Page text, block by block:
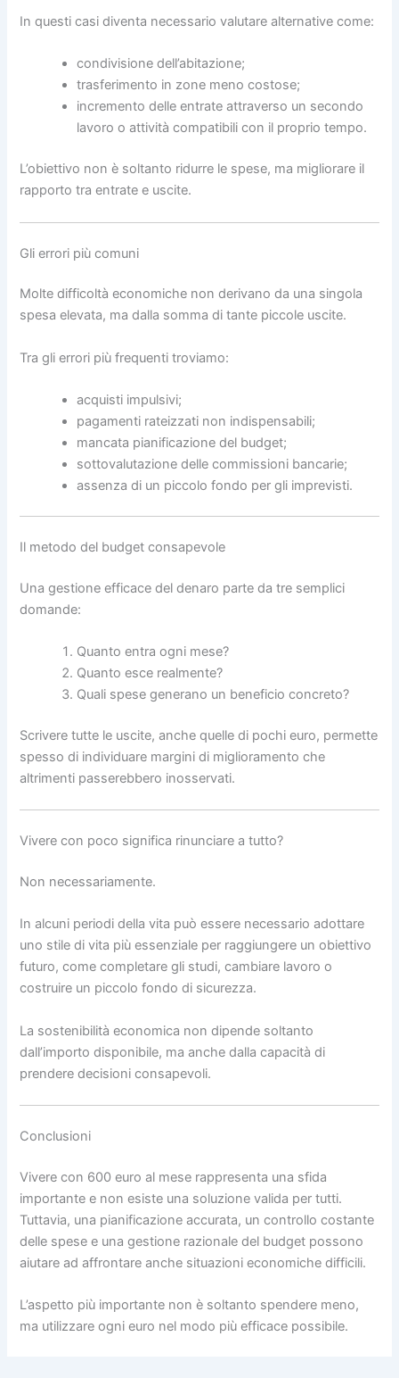
In questi casi diventa necessario valutare alternative come:
condivisione dell’abitazione;
trasferimento in zone meno costose;
incremento delle entrate attraverso un secondo
lavoro o attività compatibili con il proprio tempo.
L’obiettivo non è soltanto ridurre le spese, ma migliorare il
rapporto tra entrate e uscite.
Gli errori più comuni
Molte difficoltà economiche non derivano da una singola
spesa elevata, ma dalla somma di tante piccole uscite.
Tra gli errori più frequenti troviamo:
acquisti impulsivi;
pagamenti rateizzati non indispensabili;
mancata pianificazione del budget;
sottovalutazione delle commissioni bancarie;
assenza di un piccolo fondo per gli imprevisti.
Il metodo del budget consapevole
Una gestione efficace del denaro parte da tre semplici
domande:
Quanto entra ogni mese?
Quanto esce realmente?
Quali spese generano un beneficio concreto?
Scrivere tutte le uscite, anche quelle di pochi euro, permette
spesso di individuare margini di miglioramento che
altrimenti passerebbero inosservati.
Vivere con poco significa rinunciare a tutto?
Non necessariamente.
In alcuni periodi della vita può essere necessario adottare
uno stile di vita più essenziale per raggiungere un obiettivo
futuro, come completare gli studi, cambiare lavoro o
costruire un piccolo fondo di sicurezza.
La sostenibilità economica non dipende soltanto
dall’importo disponibile, ma anche dalla capacità di
prendere decisioni consapevoli.
Conclusioni
Vivere con 600 euro al mese rappresenta una sfida
importante e non esiste una soluzione valida per tutti.
Tuttavia, una pianificazione accurata, un controllo costante
delle spese e una gestione razionale del budget possono
aiutare ad affrontare anche situazioni economiche difficili.
L’aspetto più importante non è soltanto spendere meno,
ma utilizzare ogni euro nel modo più efficace possibile.